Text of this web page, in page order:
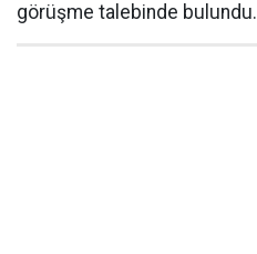
görüşme talebinde bulundu.